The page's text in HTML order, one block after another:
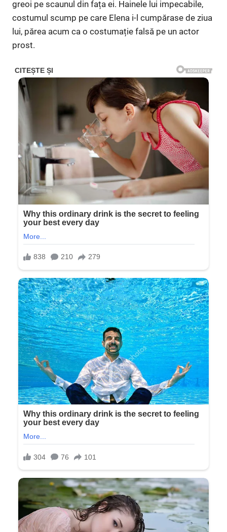
greoi pe scaunul din fața ei. Hainele lui impecabile,
costumul scump pe care Elena i-l cumpărase de ziua
lui, părea acum ca o costumație falsă pe un actor
prost.